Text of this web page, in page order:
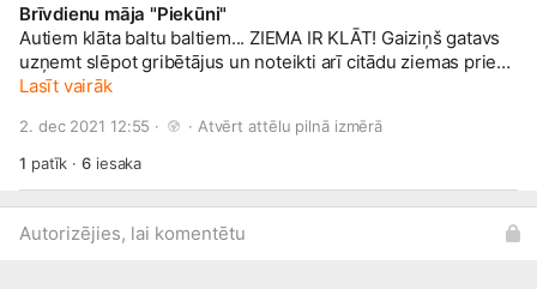
Brīvdienu māja "Piekūni"
Autiem klāta baltu baltiem... ZIEMA IR KLĀT! Gaiziņš gatavs
uzņemt slēpot gribētājus un noteikti arī citādu ziemas prieku
cienītājus. Te
Lasīt vairāk
2. dec 2021 12:55 · · Atvērt attēlu pilnā izmērā
1 patīk ·6iesaka
Autorizējies, lai komentētu